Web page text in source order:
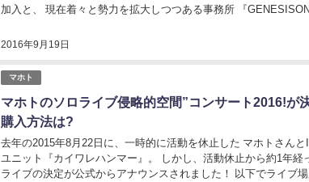
2016年9月19日
加入と、 現在着々と勢力を拡大しつつある事務所 『
マホト
マホトのソロライブ侵略的空間”コンサート2016!が
購入方法は?
去年の2015年8月22日に、一時的に活動を休止した マホトさん
ユニット『カイワレハンマー』。 しかし、活動休止から約1年経
ライブの決定が公式からアナウンスされました！ 以下でライブ